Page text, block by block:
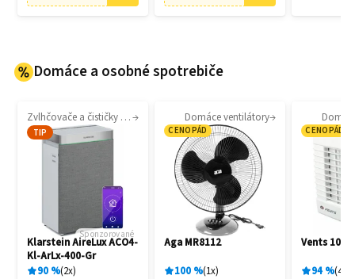
Domáce a osobné spotrebiče
Zvlhčovače a čističky vzduchu
TIP
Sponzorované
Klarstein AireLux ACO4-
Kl-ArLx-400-Gr
90% 2x
Domáce ventilátory
CENOPÁD
Aga MR8112
100% 1x
CENOPÁD
Vents 100
94% 4